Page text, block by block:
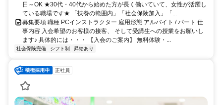
日～OK ★30代・40代から始めた方が長く働いていて、女性が活躍し
ている職場です★ 「扶養の範囲内」「社会保険加入」「...
募集要項 職種 PCインストラクター 雇用形態 アルバイト / パート 仕
事内容 入会希望のお客様の接客、 そして受講生への授業をお願いし
ます♪ 具体的には・・・ 【入会のご案内】 無料体験・...
社会保険完備 シフト制 昇給あり
正社員